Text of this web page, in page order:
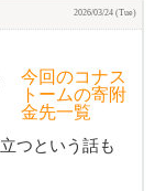
2026/03/24 (Tue)
つという話も